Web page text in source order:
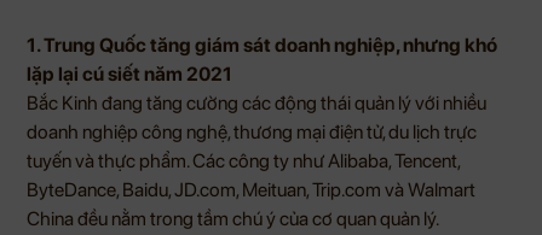
1. Trung Quốc tăng giám sát doanh nghiệp, nhưng khó
lặp lại cú siết năm 2021
Bắc Kinh đang tăng cường các động thái quản lý với nhiều
doanh nghiệp công nghệ, thương mại điện tử, du lịch trực
tuyến và thực phẩm. Các công ty như Alibaba, Tencent,
ByteDance, Baidu, JD.com, Meituan, Trip.com và Walmart
China đều nằm trong tầm chú ý của cơ quan quản lý.